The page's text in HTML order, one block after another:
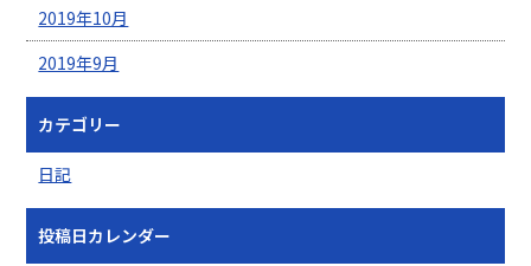
2019年10月
2019年9月
カテゴリー
日記
投稿日カレンダー